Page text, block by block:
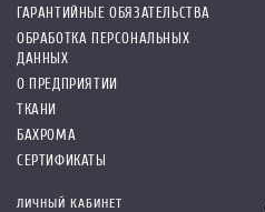
ГАРАНТИЙНЫЕ ОБЯЗАТЕЛЬСТВА
ОБРАБОТКА ПЕРСОНАЛЬНЫХ
ДАННЫХ
О ПРЕДПРИЯТИИ
ТКАНИ
БАХРОМА
СЕРТИФИКАТЫ
ЛИЧНЫЙ КАБИНЕТ